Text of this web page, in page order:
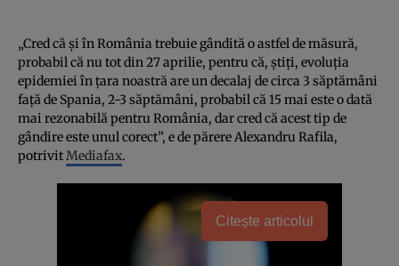
„Cred că şi în România trebuie gândită o astfel de măsură,
probabil că nu tot din 27 aprilie, pentru că, ştiţi, evoluţia
epidemiei în ţara noastră are un decalaj de circa 3 săptămâni
faţă de Spania, 2-3 săptămâni, probabil că 15 mai este o dată
mai rezonabilă pentru România, dar cred că acest tip de
gândire este unul corect”, e de părere Alexandru Rafila,
potrivitMediafax.
Citește articolul